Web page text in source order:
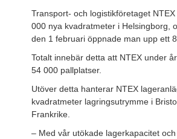
Transport- och logistikföretaget
000 nya kvadratmeter i Helsingborg,
den 1 februari öppnade man upp ett
Totalt innebär detta att NTEX under
54 000 pallplatser.
Utöver detta hanterar NTEX
kvadratmeter lagringsutrymme i
Frankrike.
– Med vår utökade lagerkapacitet